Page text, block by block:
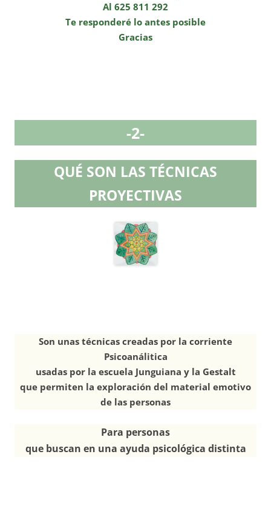
Al 625 811 292
Te responderé lo antes posible
Gracias
-2-
QUÉ SON LAS TÉCNICAS
PROYECTIVAS
Son unas técnicas creadas por la corriente
Psicoanálitica
usadas por la escuela Junguiana y la Gestalt
que permiten la exploración del material emotivo
de las personas
Para personas
que buscan en una ayuda psicológica distinta